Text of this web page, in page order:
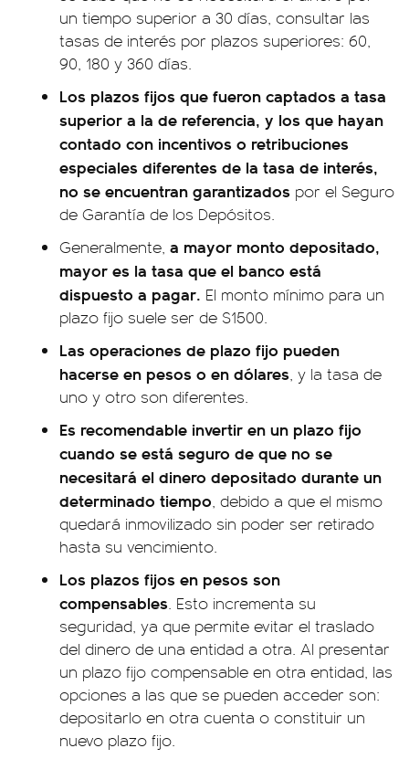
un tiempo superior a 30 días, consultar las
tasas de interés por plazos superiores: 60,
90, 180 y 360 días.
Los plazos fijos que fueron captados a tasa
superior a la de referencia, y los que hayan
contado con incentivos o retribuciones
especiales diferentes de la tasa de interés,
no se encuentran garantizados por el Seguro
de Garantía de los Depósitos.
Generalmente, a mayor monto depositado,
mayor es la tasa que el banco está
dispuesto a pagar. El monto mínimo para un
plazo fijo suele ser de $1500.
Las operaciones de plazo fijo pueden
hacerse en pesos o en dólares , y la tasa de
uno y otro son diferentes.
Es recomendable invertir en un plazo fijo
cuando se está seguro de que no se
necesitará el dinero depositado durante un
determinado tiempo , debido a que el mismo
quedará inmovilizado sin poder ser retirado
hasta su vencimiento.
Los plazos fijos en pesos son
compensables . Esto incrementa su
seguridad, ya que permite evitar el traslado
del dinero de una entidad a otra. Al presentar
un plazo fijo compensable en otra entidad, las
opciones a las que se pueden acceder son:
depositarlo en otra cuenta o constituir un
nuevo plazo fijo.